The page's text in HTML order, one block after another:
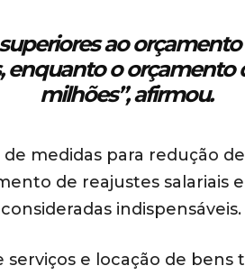
ao orçamento
enquanto o orçamento
milhões”, afirmou.
medidas para redução
de reajustes salariais
indispensáveis.
e locação de